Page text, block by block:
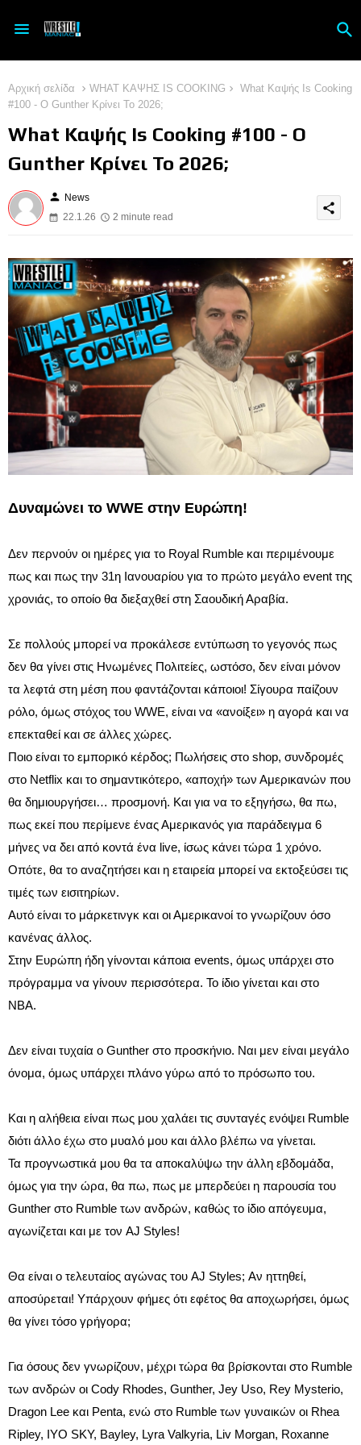
Αρχική σελίδα WHAT ΚΑΨΗΣ IS COOKING
What Καψής Is Cooking
#100 - O Gunther Κρίνει Το 2026;
What Καψής Is Cooking #100 - O
Gunther Κρίνει Το 2026;
person News
22.1.26
2 minute read
share
Δυναμώνει το WWE στην Ευρώπη!
Δεν περνούν οι ημέρες για το Royal Rumble και περιμένουμε
πως και πως την 31η Ιανουαρίου για το πρώτο μεγάλο event της
χρονιάς, το οποίο θα διεξαχθεί στη Σαουδική Αραβία.
Σε πολλούς μπορεί να προκάλεσε εντύπωση το γεγονός πως
δεν θα γίνει στις Ηνωμένες Πολιτείες, ωστόσο, δεν είναι μόνον
τα λεφτά στη μέση που φαντάζονται κάποιοι! Σίγουρα παίζουν
ρόλο, όμως στόχος του WWE, είναι να «ανοίξει» η αγορά και να
επεκταθεί και σε άλλες χώρες.
Ποιο είναι το εμπορικό κέρδος; Πωλήσεις στο shop, συνδρομές
στο Netflix και το σημαντικότερο, «αποχή» των Αμερικανών που
θα δημιουργήσει… προσμονή. Και για να το εξηγήσω, θα πω,
πως εκεί που περίμενε ένας Αμερικανός για παράδειγμα 6
μήνες να δει από κοντά ένα live, ίσως κάνει τώρα 1 χρόνο.
Οπότε, θα το αναζητήσει και η εταιρεία μπορεί να εκτοξεύσει τις
τιμές των εισιτηρίων.
Αυτό είναι το μάρκετινγκ και οι Αμερικανοί το γνωρίζουν όσο
κανένας άλλος.
Στην Ευρώπη ήδη γίνονται κάποια events, όμως υπάρχει στο
πρόγραμμα να γίνουν περισσότερα. Το ίδιο γίνεται και στο
ΝΒΑ.
Δεν είναι τυχαία ο Gunther στο προσκήνιο. Ναι μεν είναι μεγάλο
όνομα, όμως υπάρχει πλάνο γύρω από το πρόσωπο του.
Και η αλήθεια είναι πως μου χαλάει τις συνταγές ενόψει Rumble
διότι άλλο έχω στο μυαλό μου και άλλο βλέπω να γίνεται.
Τα προγνωστικά μου θα τα αποκαλύψω την άλλη εβδομάδα,
όμως για την ώρα, θα πω, πως με μπερδεύει η παρουσία του
Gunther στο Rumble των ανδρών, καθώς το ίδιο απόγευμα,
αγωνίζεται και με τον AJ Styles!
Θα είναι ο τελευταίος αγώνας του AJ Styles; Αν ηττηθεί,
αποσύρεται! Υπάρχουν φήμες ότι εφέτος θα αποχωρήσει, όμως
θα γίνει τόσο γρήγορα;
Για όσους δεν γνωρίζουν, μέχρι τώρα θα βρίσκονται στο Rumble
των ανδρών οι Cody Rhodes, Gunther, Jey Uso, Rey Mysterio,
Dragon Lee και Penta, ενώ στο Rumble των γυναικών οι Rhea
Ripley, IYO SKY, Bayley, Lyra Valkyria, Liv Morgan, Roxanne